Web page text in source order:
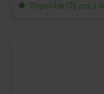
Disponible (35 pcs.),